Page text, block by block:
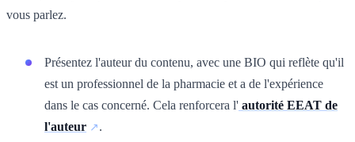
vous parlez.
Présentez l'auteur du contenu, avec une BIO qui reflète qu'il
est un professionnel de la pharmacie et a de l'expérience
dans le cas concerné. Cela renforcera l' autorité EEAT de
l'auteur
.